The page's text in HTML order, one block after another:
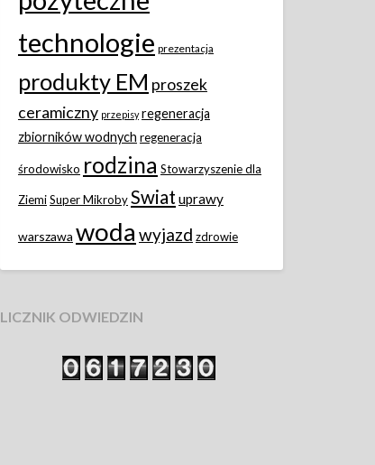
technologie prezentacja
produkty EM proszek
ceramiczny przepisy regeneracja
zbiorników wodnych regeneracja
środowisko rodzina Stowarzyszenie dla
ZiemiSuper MikrobySwiat uprawy
warszawa woda wyjazd zdrowie
LICZNIK ODWIEDZIN